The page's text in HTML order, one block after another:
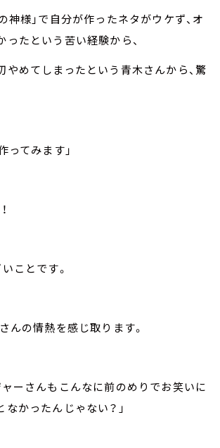
神様」で自分が作ったネタがウケず、オ
ったという苦い経験から、
やめてしまったという青木さんから、驚
ってみます」
ことです。
んの情熱を感じ取ります。
ャーさんもこんなに前のめりでお笑いに
かったんじゃない？」